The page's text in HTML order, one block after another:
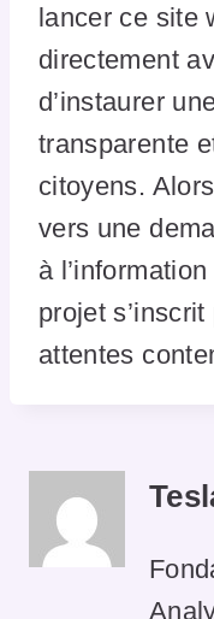
lancer ce site
directement
d’instaurer
transparente
citoyens.
vers une
à
projet
attentes